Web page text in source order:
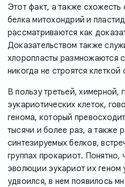
Этот факт, а также схожесть
белка митохондрий и
рассматриваются как
Доказательством также
хлоропласты размножаются
никогда не строятся клеткой
В пользу третьей, химерной,
эукариотических клеток,
генома, который
тысячи и более раз, а также
синтезируемых белков,
группах прокариот. Понятно,
эволюции эукариот их геном
удвоился, в нем появилось